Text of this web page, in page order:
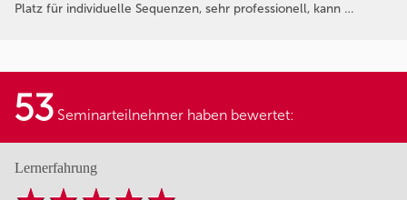
Platz für individuelle Sequenzen, sehr professionell, kann …
53 Seminarteilnehmer haben bewertet:
Lernerfahrung